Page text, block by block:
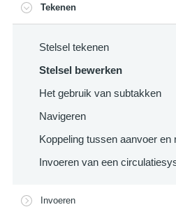
Tekenen
Stelsel tekenen
Stelsel bewerken
Het gebruik van subtakken
Navigeren
Koppeling tussen aanvoer en
Invoeren van een
Invoeren